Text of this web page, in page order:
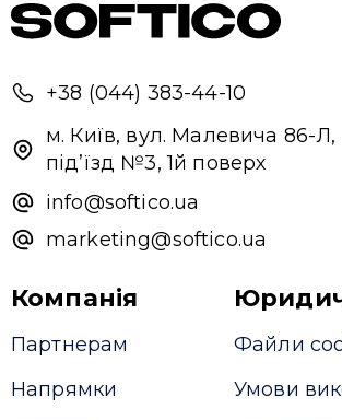
+38 (044) 383-44-10
м. Київ, вул. Малевича 86-Л,
під’їзд №3, 1й поверх
info@softico.ua
marketing@softico.ua
Компанія
Партнерам
Напрямки
Файли
Умови